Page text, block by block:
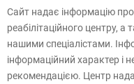
Сайт надає інформацію про
реабілітаційного центру,
нашими спеціалістами.
інформаційний характер і
рекомендацією. Центр